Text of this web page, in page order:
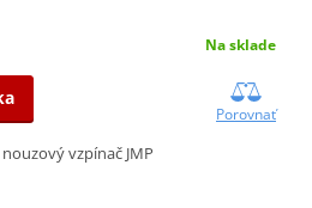
Na sklade
Porovnať
vzpínač JMP